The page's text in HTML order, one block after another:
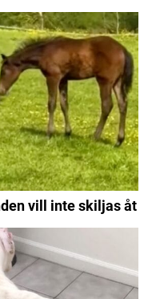
vill inte skiljas åt